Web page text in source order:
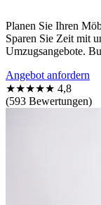
Planen Sie Ihren
Sparen Sie Zeit mit
Umzugsangebote.
Angebot anfordern
★★★★★ 4,8
(593 Bewertungen)